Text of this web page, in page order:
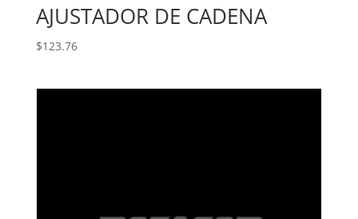
AJUSTADOR DE CADENA
$123.76